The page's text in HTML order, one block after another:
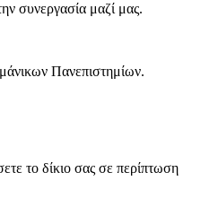
συνεργασία μαζί μας.
Πανεπιστημίων.
το δίκιο σας σε περίπτωση